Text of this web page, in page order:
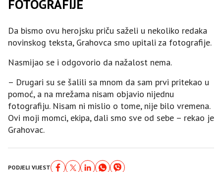
FOTOGRAFIJE
Da bismo ovu herojsku priču saželi u nekoliko redaka
novinskog teksta, Grahovca smo upitali za fotografije.
Nasmijao se i odgovorio da nažalost nema.
– Drugari su se šalili sa mnom da sam prvi pritekao u
pomoć, a na mrežama nisam objavio nijednu
fotografiju. Nisam ni mislio o tome, nije bilo vremena.
Ovi moji momci, ekipa, dali smo sve od sebe – rekao je
Grahovac.
PODJELI VIJEST